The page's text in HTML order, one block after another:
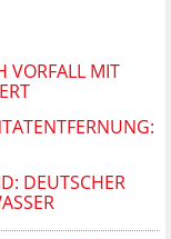
VORFALL MIT
DEUTSCHER